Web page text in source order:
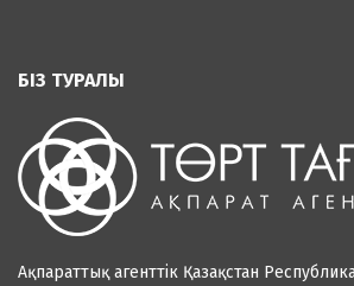
БІЗ ТУРАЛЫ
Ақпараттық агенттік Қазақстан